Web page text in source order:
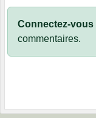
Connectez-vous
commentaires.